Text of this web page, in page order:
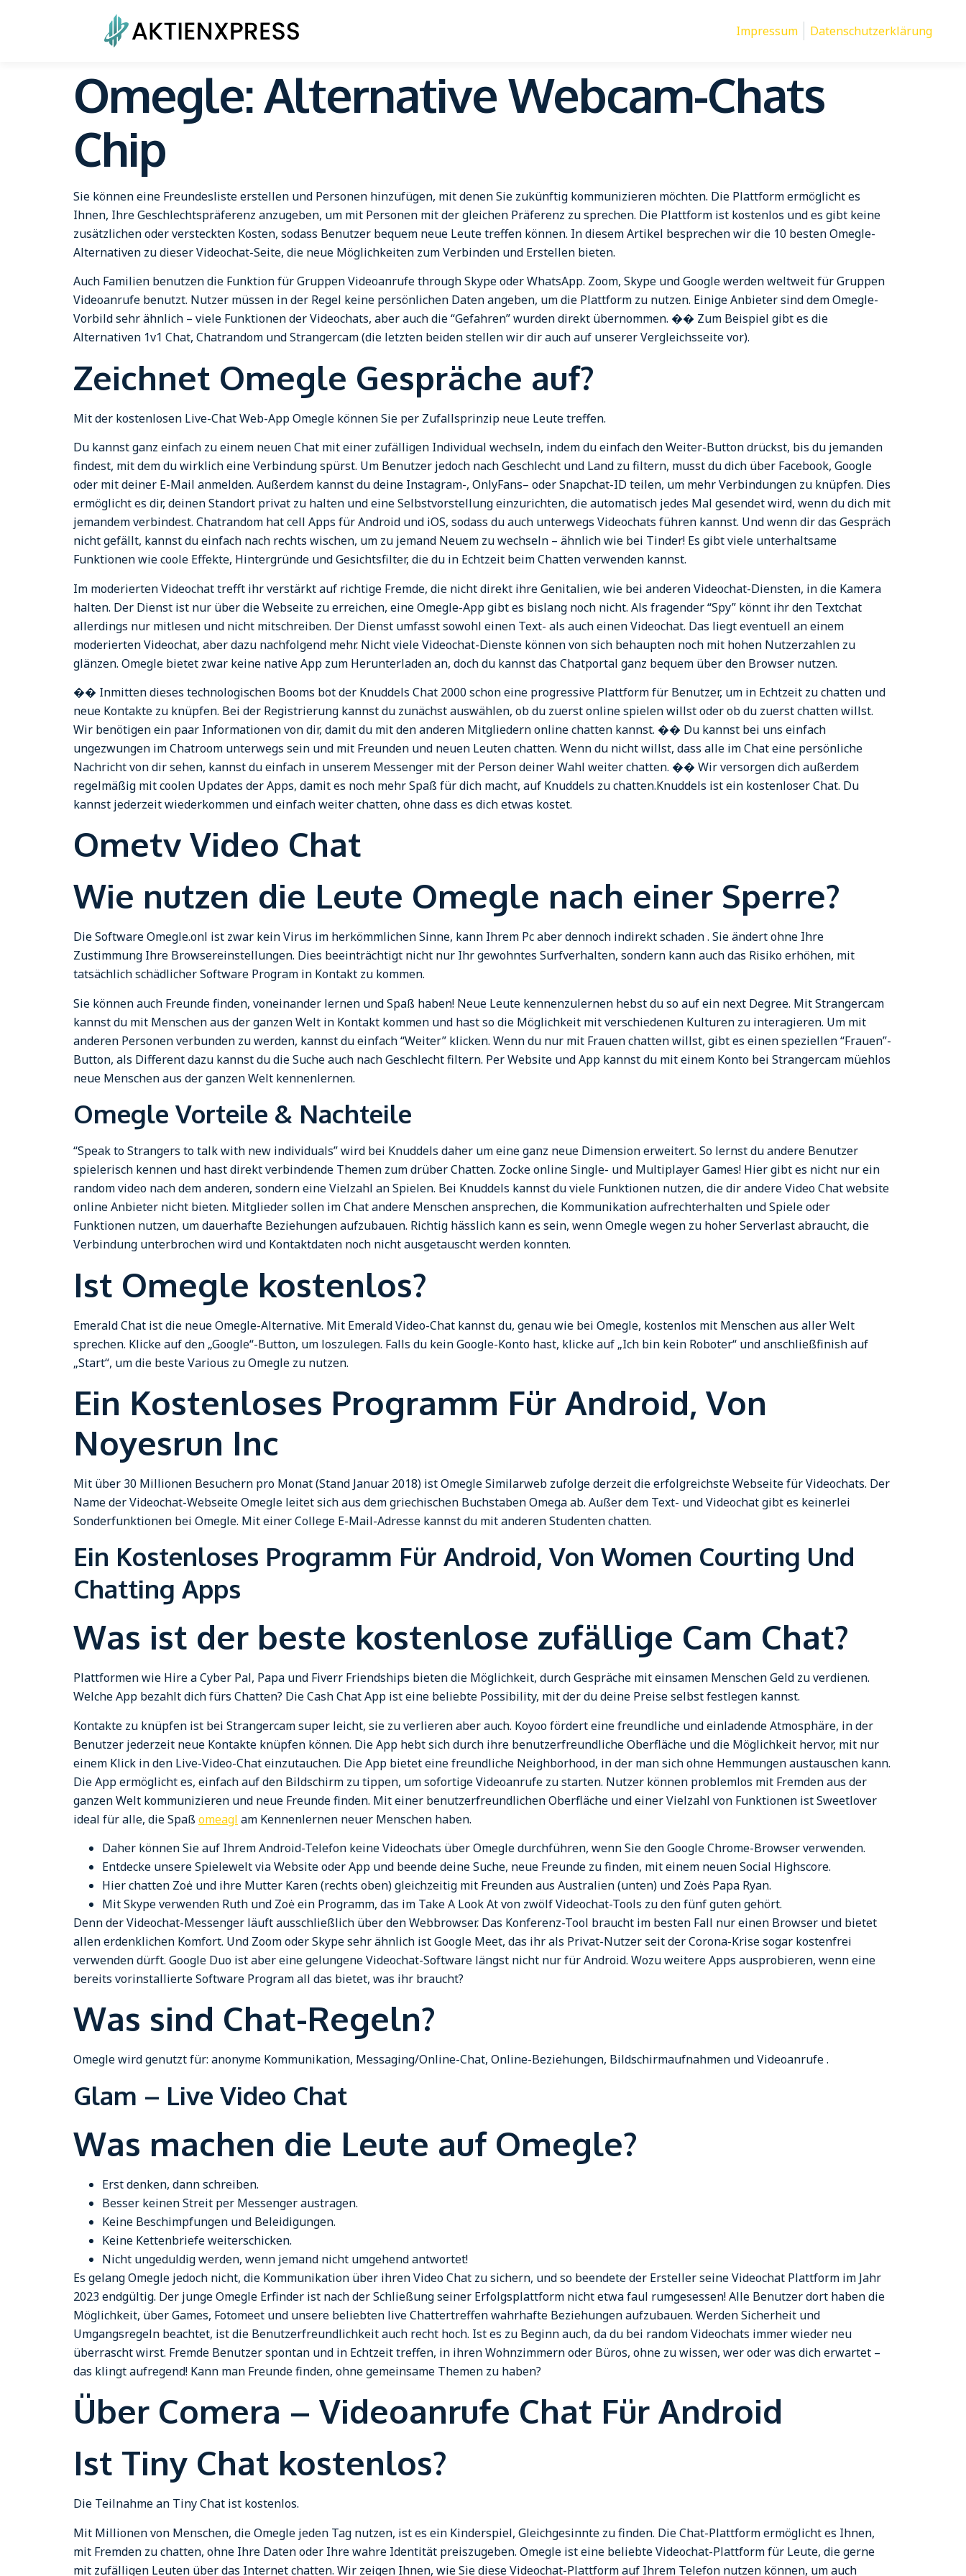
Impressum Datenschutzerklärung
Omegle: Alternative Webcam-Chats
Chip
Sie können eine Freundesliste erstellen und Personen hinzufügen, mit denen Sie zukünftig kommunizieren möchten. Die Plattform ermöglicht es
Ihnen, Ihre Geschlechtspräferenz anzugeben, um mit Personen mit der gleichen Präferenz zu sprechen. Die Plattform ist kostenlos und es gibt keine
zusätzlichen oder versteckten Kosten, sodass Benutzer bequem neue Leute treffen können. In diesem Artikel besprechen wir die 10 besten Omegle-
Alternativen zu dieser Videochat-Seite, die neue Möglichkeiten zum Verbinden und Erstellen bieten.
Auch Familien benutzen die Funktion für Gruppen Videoanrufe through Skype oder WhatsApp. Zoom, Skype und Google werden weltweit für Gruppen
Videoanrufe benutzt. Nutzer müssen in der Regel keine persönlichen Daten angeben, um die Plattform zu nutzen. Einige Anbieter sind dem Omegle-
Vorbild sehr ähnlich – viele Funktionen der Videochats, aber auch die “Gefahren” wurden direkt übernommen. �� Zum Beispiel gibt es die
Alternativen 1v1 Chat, Chatrandom und Strangercam (die letzten beiden stellen wir dir auch auf unserer Vergleichsseite vor).
Zeichnet Omegle Gespräche auf?
Mit der kostenlosen Live-Chat Web-App Omegle können Sie per Zufallsprinzip neue Leute treffen.
Du kannst ganz einfach zu einem neuen Chat mit einer zufälligen Individual wechseln, indem du einfach den Weiter-Button drückst, bis du jemanden
findest, mit dem du wirklich eine Verbindung spürst. Um Benutzer jedoch nach Geschlecht und Land zu filtern, musst du dich über Facebook, Google
oder mit deiner E-Mail anmelden. Außerdem kannst du deine Instagram-, OnlyFans– oder Snapchat-ID teilen, um mehr Verbindungen zu knüpfen. Dies
ermöglicht es dir, deinen Standort privat zu halten und eine Selbstvorstellung einzurichten, die automatisch jedes Mal gesendet wird, wenn du dich mit
jemandem verbindest. Chatrandom hat cell Apps für Android und iOS, sodass du auch unterwegs Videochats führen kannst. Und wenn dir das Gespräch
nicht gefällt, kannst du einfach nach rechts wischen, um zu jemand Neuem zu wechseln – ähnlich wie bei Tinder! Es gibt viele unterhaltsame
Funktionen wie coole Effekte, Hintergründe und Gesichtsfilter, die du in Echtzeit beim Chatten verwenden kannst.
Im moderierten Videochat trefft ihr verstärkt auf richtige Fremde, die nicht direkt ihre Genitalien, wie bei anderen Videochat-Diensten, in die Kamera
halten. Der Dienst ist nur über die Webseite zu erreichen, eine Omegle-App gibt es bislang noch nicht. Als fragender “Spy” könnt ihr den Textchat
allerdings nur mitlesen und nicht mitschreiben. Der Dienst umfasst sowohl einen Text- als auch einen Videochat. Das liegt eventuell an einem
moderierten Videochat, aber dazu nachfolgend mehr. Nicht viele Videochat-Dienste können von sich behaupten noch mit hohen Nutzerzahlen zu
glänzen. Omegle bietet zwar keine native App zum Herunterladen an, doch du kannst das Chatportal ganz bequem über den Browser nutzen.
�� Inmitten dieses technologischen Booms bot der Knuddels Chat 2000 schon eine progressive Plattform für Benutzer, um in Echtzeit zu chatten und
neue Kontakte zu knüpfen. Bei der Registrierung kannst du zunächst auswählen, ob du zuerst online spielen willst oder ob du zuerst chatten willst.
Wir benötigen ein paar Informationen von dir, damit du mit den anderen Mitgliedern online chatten kannst. �� Du kannst bei uns einfach
ungezwungen im Chatroom unterwegs sein und mit Freunden und neuen Leuten chatten. Wenn du nicht willst, dass alle im Chat eine persönliche
Nachricht von dir sehen, kannst du einfach in unserem Messenger mit der Person deiner Wahl weiter chatten. �� Wir versorgen dich außerdem
regelmäßig mit coolen Updates der Apps, damit es noch mehr Spaß für dich macht, auf Knuddels zu chatten.Knuddels ist ein kostenloser Chat. Du
kannst jederzeit wiederkommen und einfach weiter chatten, ohne dass es dich etwas kostet.
Ometv Video Chat
Wie nutzen die Leute Omegle nach einer Sperre?
Die Software Omegle.onl ist zwar kein Virus im herkömmlichen Sinne, kann Ihrem Pc aber dennoch indirekt schaden . Sie ändert ohne Ihre
Zustimmung Ihre Browsereinstellungen. Dies beeinträchtigt nicht nur Ihr gewohntes Surfverhalten, sondern kann auch das Risiko erhöhen, mit
tatsächlich schädlicher Software Program in Kontakt zu kommen.
Sie können auch Freunde finden, voneinander lernen und Spaß haben! Neue Leute kennenzulernen hebst du so auf ein next Degree. Mit Strangercam
kannst du mit Menschen aus der ganzen Welt in Kontakt kommen und hast so die Möglichkeit mit verschiedenen Kulturen zu interagieren. Um mit
anderen Personen verbunden zu werden, kannst du einfach “Weiter” klicken. Wenn du nur mit Frauen chatten willst, gibt es einen speziellen “Frauen”-
Button, als Different dazu kannst du die Suche auch nach Geschlecht filtern. Per Website und App kannst du mit einem Konto bei Strangercam müehlos
neue Menschen aus der ganzen Welt kennenlernen.
Omegle Vorteile & Nachteile
“Speak to Strangers to talk with new individuals” wird bei Knuddels daher um eine ganz neue Dimension erweitert. So lernst du andere Benutzer
spielerisch kennen und hast direkt verbindende Themen zum drüber Chatten. Zocke online Single- und Multiplayer Games! Hier gibt es nicht nur ein
random video nach dem anderen, sondern eine Vielzahl an Spielen. Bei Knuddels kannst du viele Funktionen nutzen, die dir andere Video Chat website
online Anbieter nicht bieten. Mitglieder sollen im Chat andere Menschen ansprechen, die Kommunikation aufrechterhalten und Spiele oder
Funktionen nutzen, um dauerhafte Beziehungen aufzubauen. Richtig hässlich kann es sein, wenn Omegle wegen zu hoher Serverlast abraucht, die
Verbindung unterbrochen wird und Kontaktdaten noch nicht ausgetauscht werden konnten.
Ist Omegle kostenlos?
Emerald Chat ist die neue Omegle-Alternative. Mit Emerald Video-Chat kannst du, genau wie bei Omegle, kostenlos mit Menschen aus aller Welt
sprechen. Klicke auf den „Google“-Button, um loszulegen. Falls du kein Google-Konto hast, klicke auf „Ich bin kein Roboter“ und anschließfinish auf
„Start“, um die beste Various zu Omegle zu nutzen.
Ein Kostenloses Programm Für Android, Von
Noyesrun Inc
Mit über 30 Millionen Besuchern pro Monat (Stand Januar 2018) ist Omegle Similarweb zufolge derzeit die erfolgreichste Webseite für Videochats. Der
Name der Videochat-Webseite Omegle leitet sich aus dem griechischen Buchstaben Omega ab. Außer dem Text- und Videochat gibt es keinerlei
Sonderfunktionen bei Omegle. Mit einer College E-Mail-Adresse kannst du mit anderen Studenten chatten.
Ein Kostenloses Programm Für Android, Von Women Courting Und
Chatting Apps
Was ist der beste kostenlose zufällige Cam Chat?
Plattformen wie Hire a Cyber ​​Pal, Papa und Fiverr Friendships bieten die Möglichkeit, durch Gespräche mit einsamen Menschen Geld zu verdienen.
Welche App bezahlt dich fürs Chatten? Die Cash Chat App ist eine beliebte Possibility, mit der du deine Preise selbst festlegen kannst.
Kontakte zu knüpfen ist bei Strangercam super leicht, sie zu verlieren aber auch. Koyoo fördert eine freundliche und einladende Atmosphäre, in der
Benutzer jederzeit neue Kontakte knüpfen können. Die App hebt sich durch ihre benutzerfreundliche Oberfläche und die Möglichkeit hervor, mit nur
einem Klick in den Live-Video-Chat einzutauchen. Die App bietet eine freundliche Neighborhood, in der man sich ohne Hemmungen austauschen kann.
Die App ermöglicht es, einfach auf den Bildschirm zu tippen, um sofortige Videoanrufe zu starten. Nutzer können problemlos mit Fremden aus der
ganzen Welt kommunizieren und neue Freunde finden. Mit einer benutzerfreundlichen Oberfläche und einer Vielzahl von Funktionen ist Sweetlover
ideal für alle, die Spaß omeagl am Kennenlernen neuer Menschen haben.
Daher können Sie auf Ihrem Android-Telefon keine Videochats über Omegle durchführen, wenn Sie den Google Chrome-Browser verwenden.
Entdecke unsere Spielewelt via Website oder App und beende deine Suche, neue Freunde zu finden, mit einem neuen Social Highscore.
Hier chatten Zoė und ihre Mutter Karen (rechts oben) gleich­zeitig mit Freunden aus Australien (unten) und Zoės Papa Ryan.
Mit Skype verwenden Ruth und Zoė ein Programm, das im Take A Look At von zwölf Video­chat-Tools zu den fünf guten gehört.
Denn der Videochat-Messenger läuft ausschließlich über den Webbrowser. Das Konferenz-Tool braucht im besten Fall nur einen Browser und bietet
allen erdenklichen Komfort. Und Zoom oder Skype sehr ähnlich ist Google Meet, das ihr als Privat-Nutzer seit der Corona-Krise sogar kostenfrei
verwenden dürft. Google Duo ist aber eine gelungene Videochat-Software längst nicht nur für Android. Wozu weitere Apps ausprobieren, wenn eine
bereits vorinstallierte Software Program all das bietet, was ihr braucht?
Was sind Chat-Regeln?
Omegle wird genutzt für: anonyme Kommunikation, Messaging/Online-Chat, Online-Beziehungen, Bildschirmaufnahmen und Videoanrufe .
Glam – Live Video Chat
Was machen die Leute auf Omegle?
Erst denken, dann schreiben.
Besser keinen Streit per Messenger austragen.
Keine Beschimpfungen und Beleidigungen.
Keine Kettenbriefe weiterschicken.
Nicht ungeduldig werden, wenn jemand nicht umgehend antwortet!
Es gelang Omegle jedoch nicht, die Kommunikation über ihren Video Chat zu sichern, und so beendete der Ersteller seine Videochat Plattform im Jahr
2023 endgültig. Der junge Omegle Erfinder ist nach der Schließung seiner Erfolgsplattform nicht etwa faul rumgesessen! Alle Benutzer dort haben die
Möglichkeit, über Games, Fotomeet und unsere beliebten live Chattertreffen wahrhafte Beziehungen aufzubauen. Werden Sicherheit und
Umgangsregeln beachtet, ist die Benutzerfreundlichkeit auch recht hoch. Ist es zu Beginn auch, da du bei random Videochats immer wieder neu
überrascht wirst. Fremde Benutzer spontan und in Echtzeit treffen, in ihren Wohnzimmern oder Büros, ohne zu wissen, wer oder was dich erwartet –
das klingt aufregend! Kann man Freunde finden, ohne gemeinsame Themen zu haben?
Über Comera – Videoanrufe Chat Für Android
Ist Tiny Chat kostenlos?
Die Teilnahme an Tiny Chat ist kostenlos.
Mit Millionen von Menschen, die Omegle jeden Tag nutzen, ist es ein Kinderspiel, Gleichgesinnte zu finden. Die Chat-Plattform ermöglicht es Ihnen,
mit Fremden zu chatten, ohne Ihre Daten oder Ihre wahre Identität preiszugeben. Omegle ist eine beliebte Videochat-Plattform für Leute, die gerne
mit zufälligen Leuten über das Internet chatten. Wir zeigen Ihnen, wie Sie diese Videochat-Plattform auf Ihrem Telefon nutzen können, um auch